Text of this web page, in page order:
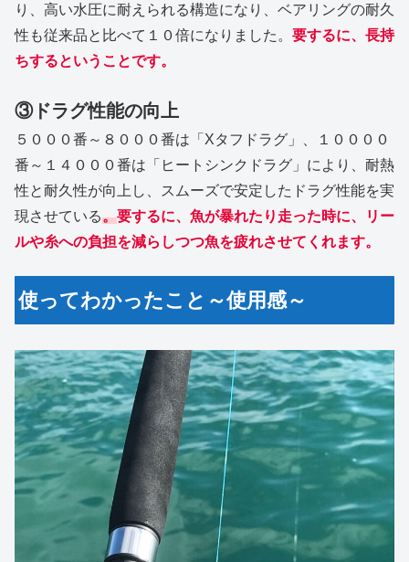
り、高い水圧に耐えられる構造になり、ベアリングの耐久
性も従来品と比べて１０倍になりました。 要するに、長持
ちするということです。
③ドラグ性能の向上
５０００番～８０００番は「Xタフドラグ」、１００００
番～１４０００番は「ヒートシンクドラグ」により、耐熱
性と耐久性が向上し、スムーズで安定したドラグ性能を実
現させている。要するに、魚が暴れたり走った時に、リー
ルや糸への負担を減らしつつ魚を疲れさせてくれます。
使ってわかったこと～使用感～